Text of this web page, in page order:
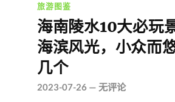
旅游图鉴
海南陵水10大必玩
海滨风光，小众而
几个
2023-07-26— 无评论